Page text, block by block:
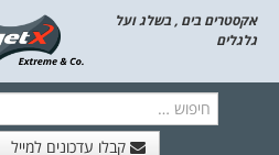
אקסטרים בים , בשלג ועל
גלגלים
קבלו עדכונים למייל